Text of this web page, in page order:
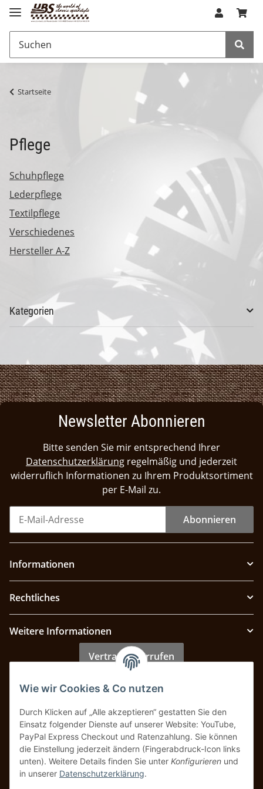
Startseite
Pflege
Schuhpflege
Lederpflege
Textilpflege
Verschiedenes
Hersteller A-Z
Kategorien
Newsletter Abonnieren
Bitte senden Sie mir entsprechend Ihrer
Datenschutzerklärung regelmäßig und jederzeit
widerruflich Informationen zu Ihrem Produktsortiment
per E-Mail zu.
Abonnieren
Informationen
Rechtliches
Weitere Informationen
Vertrag widerrufen
Zahlung & Versand
Wie wir Cookies & Co nutzen
Durch Klicken auf „Alle akzeptieren“ gestatten Sie den
Einsatz folgender Dienste auf unserer Website: YouTube,
PayPal Express Checkout und Ratenzahlung. Sie können
die Einstellung jederzeit ändern (Fingerabdruck-Icon links
unten). Weitere Details finden Sie unter Konfigurieren und
in unserer Datenschutzerklärung.